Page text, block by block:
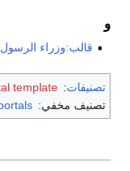
و
قالب:وزراء الرسول
تصنيفات:
template
تصنيف مخفي: